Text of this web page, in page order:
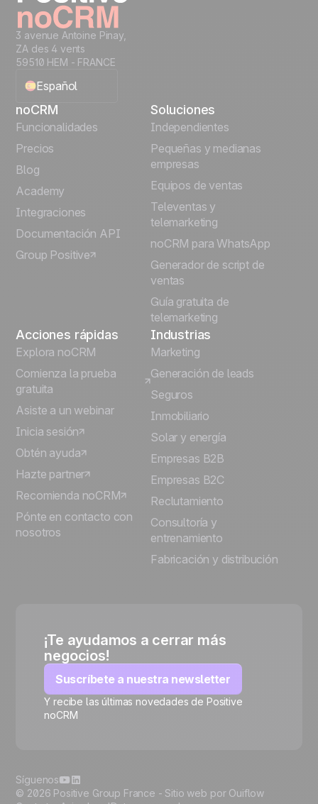
3 avenue Antoine Pinay,
ZA des 4 vents
59510 HEM - FRANCE
Español
English
Português
Italiano
Deutsch
noCRM
Funcionalidades
Precios
Blog
Academy
Integraciones
Documentación API
Group Positive
Soluciones
Independientes
Pequeñas y medianas
empresas
Equipos de ventas
Televentas y
telemarketing
noCRM para WhatsApp
Generador de script de
ventas
Guía gratuita de
telemarketing
Acciones rápidas
Explora noCRM
Comienza la prueba
gratuita
Asiste a un webinar
Inicia sesión
Obtén ayuda
Hazte partner
Recomienda noCRM
Pónte en contacto con
nosotros
Industrias
Marketing
Generación de leads
Seguros
Inmobiliario
Solar y energía
Empresas B2B
Empresas B2C
Reclutamiento
Consultoría y
entrenamiento
Fabricación y distribución
¡Te ayudamos a cerrar más
negocios!
Suscríbete a nuestra newsletter
Y recibe las últimas novedades de Positive
noCRM
© 2026 Positive Group France - Sitio web por Ouiflow
Síguenos